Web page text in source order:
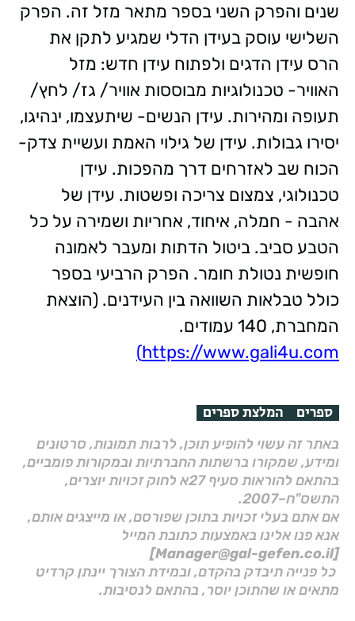
שנים והפרק השני בספר מתאר מזל זה. הפרק
השלישי עוסק בעידן הדלי שמגיע לתקן את
הרס עידן הדגים ולפתוח עידן חדש: מזל
האוויר- טכנולוגיות מבוססות אוויר/ גז/ לחץ/
תעופה ומהירות. עידן הנשים- שיתעצמו, ינהיגו,
יסירו גבולות. עידן של גילוי האמת ועשיית צדק-
הכוח שב לאזרחים דרך מהפכות. עידן
טכנולוגי, צמצום צריכה ופשטות. עידן של
אהבה - חמלה, איחוד, אחריות ושמירה על כל
הטבע סביב. ביטול הדתות ומעבר לאמונה
חופשית נטולת חומר. הפרק הרביעי בספר
כולל טבלאות השוואה בין העידנים. (הוצאת
המחברת, 140 עמודים.
https://www.gali4u.com)
ספרים המלצת ספרים
באתר זה עשוי להופיע תוכן, לרבות תמונות, סרטונים
ומידע, שמקורו ברשתות החברתיות ובמקורות פומביים,
בהתאם להוראות סעיף 27א לחוק זכויות יוצרים,
התשס"ח–2007.
אם אתם בעלי זכויות בתוכן שפורסם, או מייצגים אותם,
אנא פנו אלינו באמצעות כתובת המייל
[Manager@gal-gefen.co.il]
כל פנייה תיבדק בהקדם, ובמידת הצורך יינתן קרדיט
מתאים או שהתוכן יוסר, בהתאם לנסיבות.